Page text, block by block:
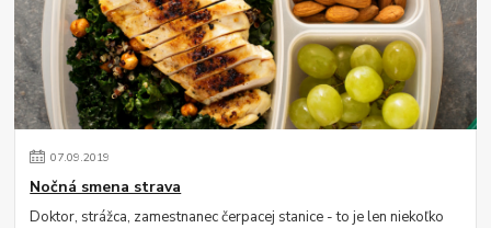
07.09.2019
Nočná smena strava
Doktor, strážca, zamestnanec čerpacej stanice - to je len niekoľko